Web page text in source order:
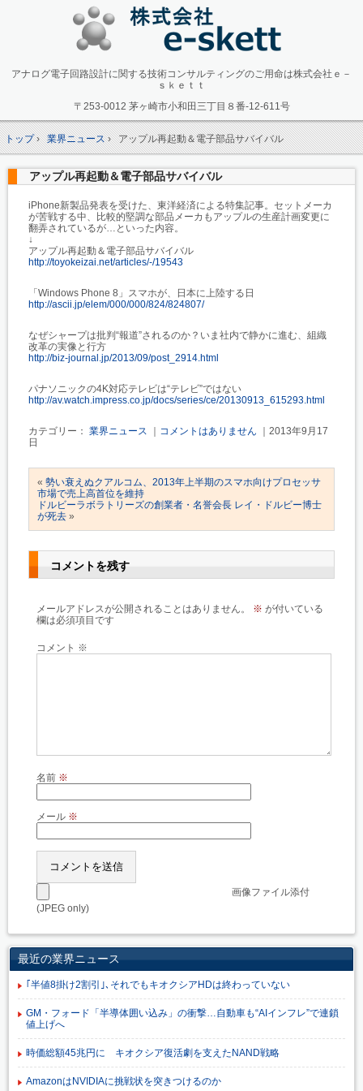
アナログ電子回路設計に関する技術コンサルティングのご用命は株式会社ｅ－
ｓｋｅｔｔ
〒253-0012 茅ヶ崎市小和田三丁目８番-12-611号
トップ› 業界ニュース› アップル再起動＆電子部品サバイバル
アップル再起動＆電子部品サバイバル
iPhone新製品発表を受けた、東洋経済による特集記事。セットメーカ
が苦戦する中、比較的堅調な部品メーカもアップルの生産計画変更に
翻弄されているが…といった内容。
↓
アップル再起動＆電子部品サバイバル
http://toyokeizai.net/articles/-/19543
「Windows Phone 8」スマホが、日本に上陸する日
http://ascii.jp/elem/000/000/824/824807/
なぜシャープは批判“報道”されるのか？いま社内で静かに進む、組織
改革の実像と行方
http://biz-journal.jp/2013/09/post_2914.html
パナソニックの4K対応テレビは“テレビ”ではない
http://av.watch.impress.co.jp/docs/series/ce/20130913_615293.html
カテゴリー： 業界ニュース コメントはありません ｜2013年9月17
日
« 勢い衰えぬクアルコム、2013年上半期のスマホ向けプロセッサ
市場で売上高首位を維持
ドルビーラボラトリーズの創業者・名誉会長 レイ・ドルビー博士
が死去 »
コメントを残す
メールアドレスが公開されることはありません。 ※ が付いている
欄は必須項目です
コメント ※
名前 ※
メール ※
画像ファイル添付
(JPEG only)
最近の業界ニュース
｢半値8掛け2割引｣､それでもキオクシアHDは終わっていない
GM・フォード「半導体囲い込み」の衝撃…自動車も“AIインフレ”で連鎖
値上げへ
時価総額45兆円に キオクシア復活劇を支えたNAND戦略
AmazonはNVIDIAに挑戦状を突きつけるのか